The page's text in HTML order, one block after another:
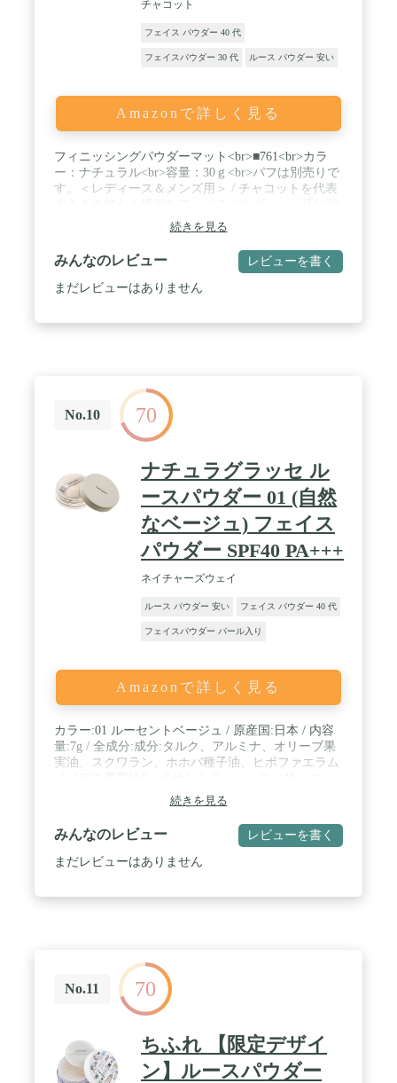
チャコット
フェイス パウダー 40 代
フェイスパウダー 30 代 ルース パウダー 安い
Amazonで詳しく見る
フィニッシングパウダーマット<br>■761<br>カラ
ー：ナチュラル<br>容量：30ｇ<br>パフは別売りで
す。＜レディース＆メンズ用＞ / チャコットを代表
い」「くずれにくい」過酷なステージでパフォーマ
ンスを発揮してきた機能性パウダー / 【しっかりカ
バー/マットな透明感】●発色を損なわずにファンデ
ーションを安定●適度なカバー力で肌のキメや毛穴
を整え、マットな透明感に仕上がります。 / 【テカ
続きを見る
みんなのレビュー レビューを書く
まだレビューはありません
No.10 70
ナチュラグラッセ ル
ースパウダー 01 (自然
なベージュ) フェイス
パウダー SPF40 PA+++
ネイチャーズウェイ
ルース パウダー 安い フェイス パウダー 40 代
フェイスパウダー パール入り
Amazonで詳しく見る
カラー:01 ルーセントベージュ / 原産国:日本 / 内容
量:7g / 全成分:成分:タルク、アルミナ、オリーブ果
実油、スクワラン、ホホバ種子油、ヒポファエラム
ヌカエキス*、アロエベラ葉エキス、プロパンジオ
ール、ヒアルロン酸Na、ヤシ油、スクロース、タピ
オカデンプン、水、BG、ステアリン酸Mg、(+/-)酸
化チタン、酸化鉄、グンジョウ、マイカ、合成金雲
母、酸化スズ、シリカ、水酸化Al *オーガニック成
続きを見る
みんなのレビュー レビューを書く
まだレビューはありません
No.11 70
ちふれ 【限定デザイ
ン】ルースパウダー